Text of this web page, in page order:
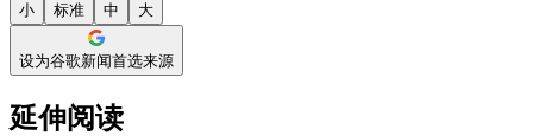
小 标准 中 大
设为谷歌新闻首选来源
延伸阅读